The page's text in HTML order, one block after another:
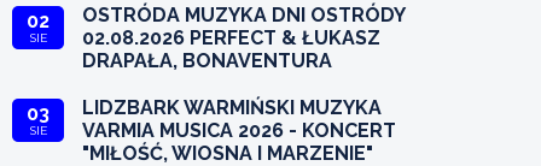
02
SIE
OSTRÓDA MUZYKA DNI OSTRÓDY
02.08.2026 PERFECT & ŁUKASZ
DRAPAŁA, BONAVENTURA
03
SIE
LIDZBARK WARMIŃSKI MUZYKA
VARMIA MUSICA 2026 - KONCERT
"MIŁOŚĆ, WIOSNA I MARZENIE"